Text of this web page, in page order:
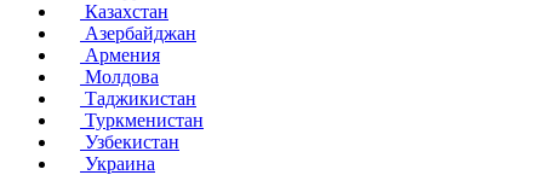
Казахстан
Азербайджан
Армения
Молдова
Таджикистан
Туркменистан
Узбекистан
Украина